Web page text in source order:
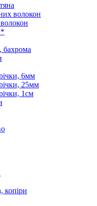
волокон
бахрома
6мм
25мм
1см
копіри